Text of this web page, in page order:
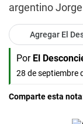
argentino
Agregar El
Por El
28 de septiembre
Comparte esta